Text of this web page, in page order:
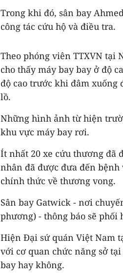
Trong khi đó, sân bay
công tác cứu hộ và điều tra.
Theo phóng viên TTXVN
cho thấy máy bay bay ở độ
độ cao trước khi đâm xuống
lồ.
Những hình ảnh từ hiện
khu vực máy bay rơi.
Ít nhất 20 xe cứu thương đã
nhân đã được đưa đến
chính thức về thương vong.
Sân bay Gatwick - nơi
phương) - thông báo sẽ phối
Hiện Đại sứ quán Việt Nam
với cơ quan chức năng sở
bay hay không.